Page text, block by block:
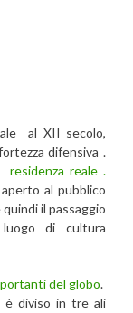
al XII secolo,
difensiva .
reale .
al pubblico
il passaggio
di cultura
del globo.
è diviso in tre ali